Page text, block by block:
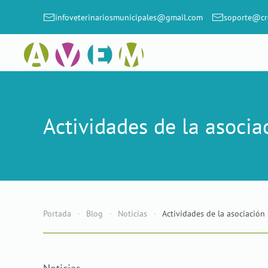
Skip to main content
infoveterinariosmunicipales@gmail.com
Actividades de la
Portada Blog Noticias Actividades de la asociación